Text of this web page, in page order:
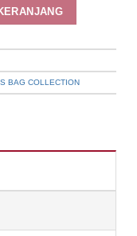
BAG COLLECTION